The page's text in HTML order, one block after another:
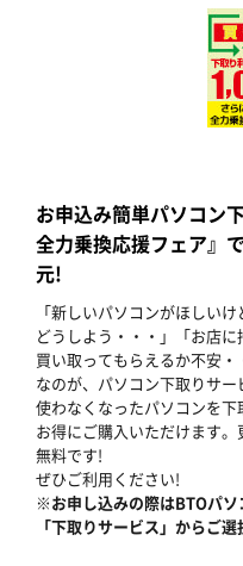
お申込み簡単パソコン
全力乗換応援フェア』
元!
「新しいパソコンがほしい
どうしよう・・・」「お店
買い取ってもらえるか不安
なのが、パソコン下取りサー
使わなくなったパソコンを
お得にご購入いただけます
無料です!
ぜひご利用ください!
※お申し込みの際はBTOパソ
「下取りサービス」からご選